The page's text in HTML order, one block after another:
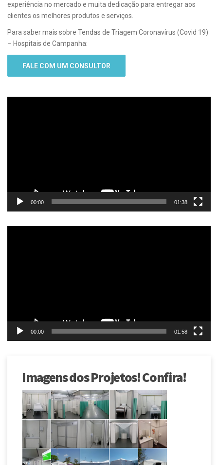
experiência no mercado e muita dedicação para entregar aos
clientes os melhores produtos e serviços.
Para saber mais sobre Tendas de Triagem Coronavírus (Covid 19)
– Hospitais de Campanha:
FALE COM UM CONSULTOR
00:00 01:38
00:00 01:58
Imagens dos Projetos! Confira!